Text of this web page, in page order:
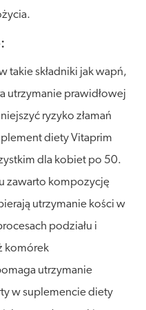
takie składniki jak wapń,
utrzymanie prawidłowej
ryzyko złamań
diety Vitaprim
dla kobiet po 50.
zawarto kompozycję
utrzymanie kości w
podziału i
komórek
utrzymanie
w suplemencie diety